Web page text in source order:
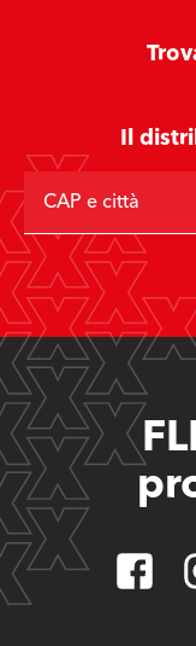
Il
CAP e città